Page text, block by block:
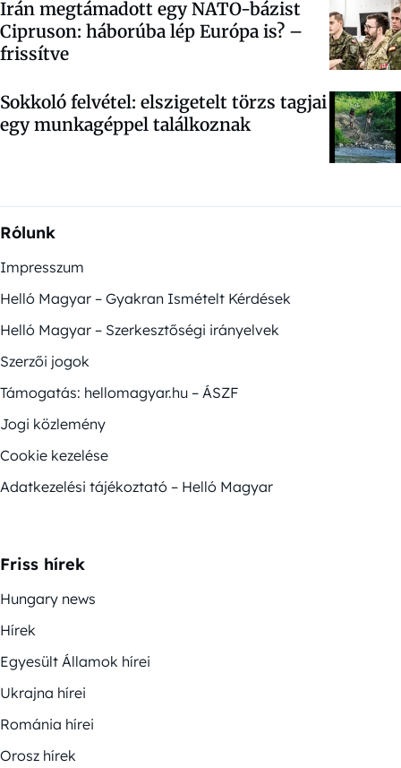
Irán megtámadott egy NATO-bázist
Cipruson: háborúba lép Európa is? –
frissítve
Sokkoló felvétel: elszigetelt törzs tagjai
egy munkagéppel találkoznak
Rólunk
Impresszum
Helló Magyar – Gyakran Ismételt Kérdések
Helló Magyar – Szerkesztőségi irányelvek
Szerzői jogok
Támogatás: hellomagyar.hu – ÁSZF
Jogi közlemény
Cookie kezelése
Adatkezelési tájékoztató – Helló Magyar
Friss hírek
Hungary news
Hírek
Egyesült Államok hírei
Ukrajna hírei
Románia hírei
Orosz hírek